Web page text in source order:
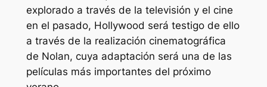
explorado a través de la televisión y el cine
en el pasado, Hollywood será testigo de ello
a través de la realización cinematográfica
de Nolan, cuya adaptación será una de las
películas más importantes del próximo